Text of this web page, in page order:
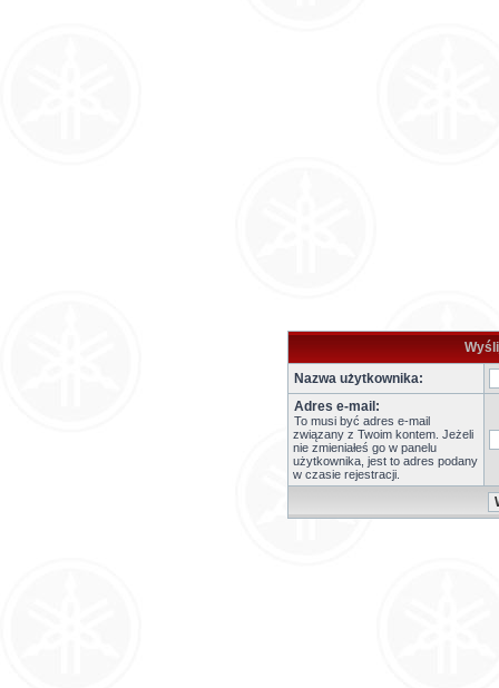
Nazwa użytkownika:
Adres e-mail:
To musi być adres e-mail
związany z Twoim kontem. Jeżeli
nie zmieniałeś go w panelu
użytkownika, jest to adres podany
w czasie rejestracji.